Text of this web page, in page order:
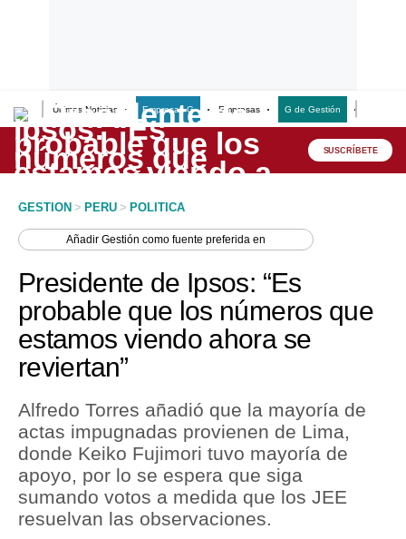
Últimas Noticias Empresas G Empresas G de Gestión
Lo último
Peru Quiosco
Economía
Mercados
Perú
Política
Tu Dinero
Finanzas Personales
Inmobiliarias
SUSCRÍBETE
GESTION > PERU > POLITICA
AñadirGestión como fuente preferida en
Presidente de Ipsos: “Es
probable que los números que
estamos viendo ahora se
reviertan”
Alfredo Torres añadió que la mayoría de
actas impugnadas provienen de Lima,
donde Keiko Fujimori tuvo mayoría de
apoyo, por lo se espera que siga
sumando votos a medida que los JEE
resuelvan las observaciones.